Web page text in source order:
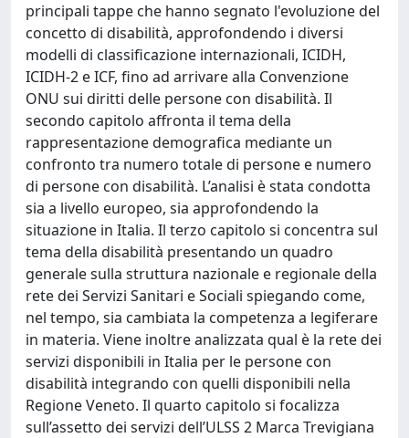
principali tappe che hanno segnato l'evoluzione del
concetto di disabilità, approfondendo i diversi
modelli di classificazione internazionali, ICIDH,
ICIDH-2 e ICF, fino ad arrivare alla Convenzione
ONU sui diritti delle persone con disabilità. Il
secondo capitolo affronta il tema della
rappresentazione demografica mediante un
confronto tra numero totale di persone e numero
di persone con disabilità. L’analisi è stata condotta
sia a livello europeo, sia approfondendo la
situazione in Italia. Il terzo capitolo si concentra sul
tema della disabilità presentando un quadro
generale sulla struttura nazionale e regionale della
rete dei Servizi Sanitari e Sociali spiegando come,
nel tempo, sia cambiata la competenza a legiferare
in materia. Viene inoltre analizzata qual è la rete dei
servizi disponibili in Italia per le persone con
disabilità integrando con quelli disponibili nella
Regione Veneto. Il quarto capitolo si focalizza
sull’assetto dei servizi dell’ULSS 2 Marca Trevigiana